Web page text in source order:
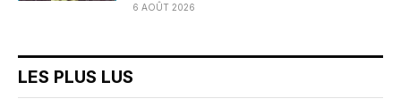
6 AOÛT 2026
LES PLUS LUS